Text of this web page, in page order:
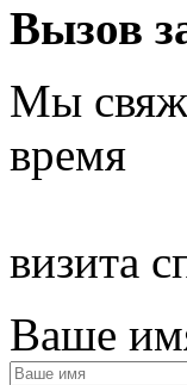
Вызов
Мы
время
визита
Ваше